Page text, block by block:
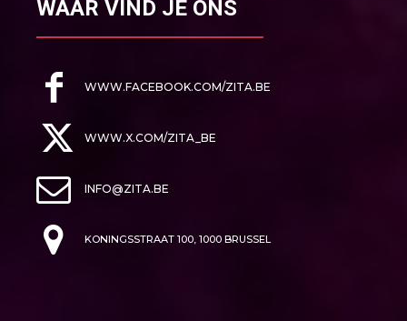
WAAR VIND JE ONS
WWW.FACEBOOK.COM/ZITA.BE
WWW.X.COM/ZITA_BE
INFO@ZITA.BE
KONINGSSTRAAT 100, 1000 BRUSSEL